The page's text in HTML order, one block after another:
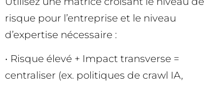
risque pour l’entreprise et le niveau
d’expertise nécessaire :
• Risque élevé + Impact transverse =
centraliser (ex. politiques de crawl IA,